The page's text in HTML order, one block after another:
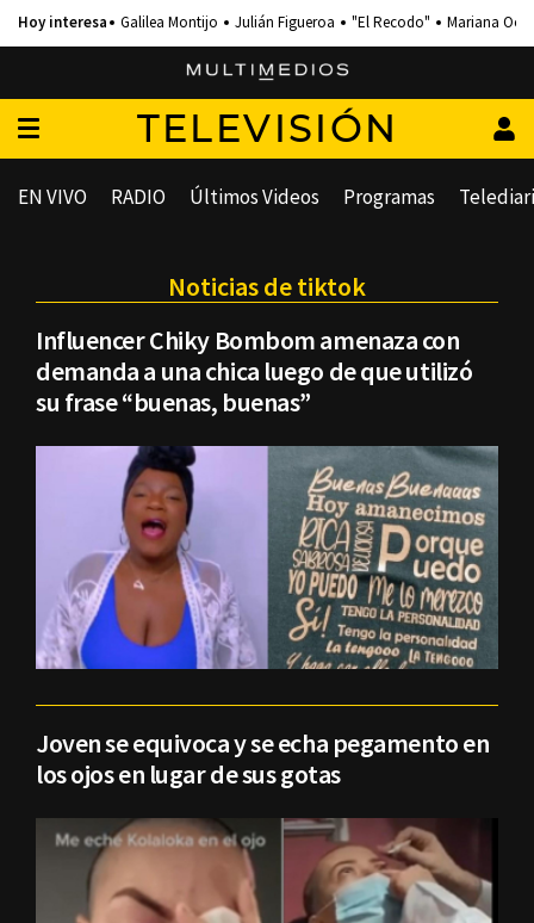
Galilea Montijo Julián Figueroa "El Recodo" Mariana
TELEVISIÓN
EN VIVO RADIO Últimos Videos Programas
Noticias de tiktok
Influencer Chiky Bombom amenaza con
demanda a una chica luego de que utilizó
su frase “buenas, buenas”
Joven se equivoca y se echa pegamento en
los ojos en lugar de sus gotas